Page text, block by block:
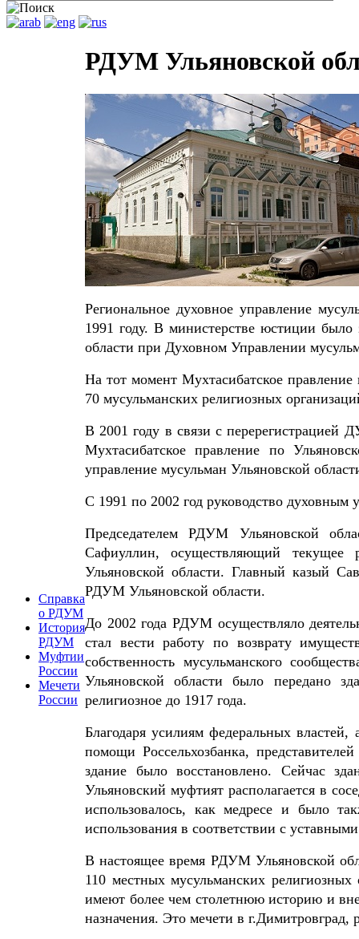
Справка
о РДУМ
История
РДУМ
Муфтии
России
Мечети
России
РДУМ Ульяновской
Региональное духовное управление
1991 году. В министерстве юстиции было
области при Духовном Управлении
На тот момент Мухтасибатское
70 мусульманских религиозных
В 2001 году в связи с перерегистрацией
Мухтасибатское правление по
управление мусульман Ульяновской
С 1991 по 2002 год руководство
Председателем РДУМ Ульяновской
Сафиуллин, осуществляющий текущее
Ульяновской области. Главный казый
РДУМ Ульяновской области.
До 2002 года РДУМ осуществляло
стал вести работу по возврату
собственность мусульманского
Ульяновской области было передано
религиозное до 1917 года.
Благодаря усилиям федеральных
помощи Россельхозбанка,
здание было восстановлено. Сейчас
Ульяновский муфтият располагается в
использовалось, как медресе и было
использования в соответствии с
В настоящее время РДУМ Ульяновской
110 местных мусульманских
имеют более чем столетнюю историю и
назначения. Это мечети в